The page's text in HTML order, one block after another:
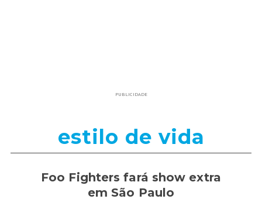
PUBLICIDADE
estilo de vida
Foo Fighters fará show extra
em São Paulo